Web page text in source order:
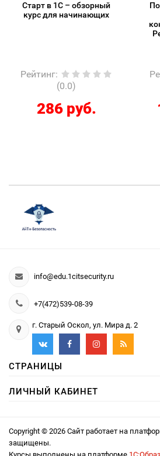
Старт в 1С – обзорный
курс для начинающих
Рейтинг:
(0.0)
286 руб.
info@edu.1citsecurity.ru
+7(472)539-08-39
г. Старый Оскол, ул. Мира д. 2
СТРАНИЦЫ
ЛИЧНЫЙ КАБИНЕТ
Copyright © 2026 Сайт работает на
защищены.